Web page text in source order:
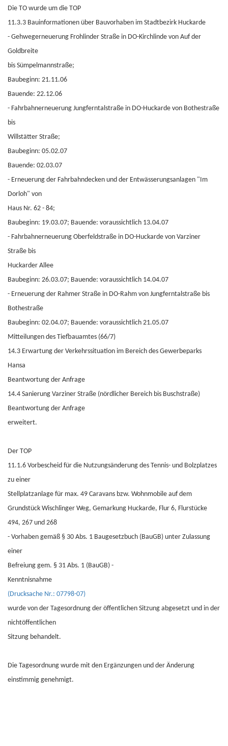
Die TO wurde um die TOP
11.3.3 Bauinformationen über Bauvorhaben im Stadtbezirk Huckarde
- Gehwegerneuerung Frohlinder Straße in DO-Kirchlinde von Auf der
Goldbreite
bis Sümpelmannstraße;
Baubeginn: 21.11.06
Bauende: 22.12.06
- Fahrbahnerneuerung Jungferntalstraße in DO-Huckarde von Bothestraße
bis
Willstätter Straße;
Baubeginn: 05.02.07
Bauende: 02.03.07
- Erneuerung der Fahrbahndecken und der Entwässerungsanlagen "Im
Dorloh" von
Haus Nr. 62 - 84;
Baubeginn: 19.03.07; Bauende: voraussichtlich 13.04.07
- Fahrbahnerneuerung Oberfeldstraße in DO-Huckarde von Varziner
Straße bis
Huckarder Allee
Baubeginn: 26.03.07; Bauende: voraussichtlich 14.04.07
- Erneuerung der Rahmer Straße in DO-Rahm von Jungferntalstraße bis
Bothestraße
Baubeginn: 02.04.07; Bauende: voraussichtlich 21.05.07
Mitteilungen des Tiefbauamtes (66/7)
14.3 Erwartung der Verkehrssituation im Bereich des Gewerbeparks
Hansa
Beantwortung der Anfrage
14.4 Sanierung Varziner Straße (nördlicher Bereich bis Buschstraße)
Beantwortung der Anfrage
erweitert.
Der TOP
11.1.6 Vorbescheid für die Nutzungsänderung des Tennis- und Bolzplatzes
zu einer
Stellplatzanlage für max. 49 Caravans bzw. Wohnmobile auf dem
Grundstück Wischlinger Weg, Gemarkung Huckarde, Flur 6, Flurstücke
494, 267 und 268
- Vorhaben gemäß § 30 Abs. 1 Baugesetzbuch (BauGB) unter Zulassung
einer
Befreiung gem. § 31 Abs. 1 (BauGB) -
Kenntnisnahme
(Drucksache Nr.: 07798-07)
wurde von der Tagesordnung der öffentlichen Sitzung abgesetzt und in der
nichtöffentlichen
Sitzung behandelt.
Die Tagesordnung wurde mit den Ergänzungen und der Änderung
einstimmig genehmigt.